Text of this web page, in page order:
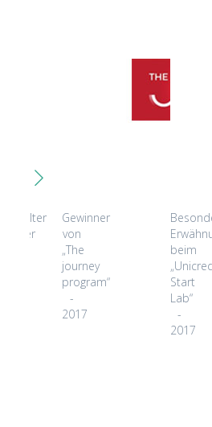
Gewinner
von
„The
journey
program“
-
2017
beim
Start
Lab“
-
2017